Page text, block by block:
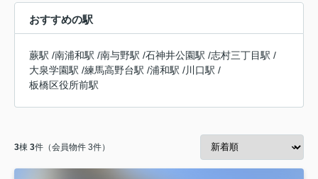
おすすめの駅
蕨駅 /南浦和駅 /南与野駅 /石神井公園駅 /志村三丁目駅 /
大泉学園駅 /練馬高野台駅 /浦和駅 /川口駅 /
板橋区役所前駅
3棟 3件（会員物件 3件）